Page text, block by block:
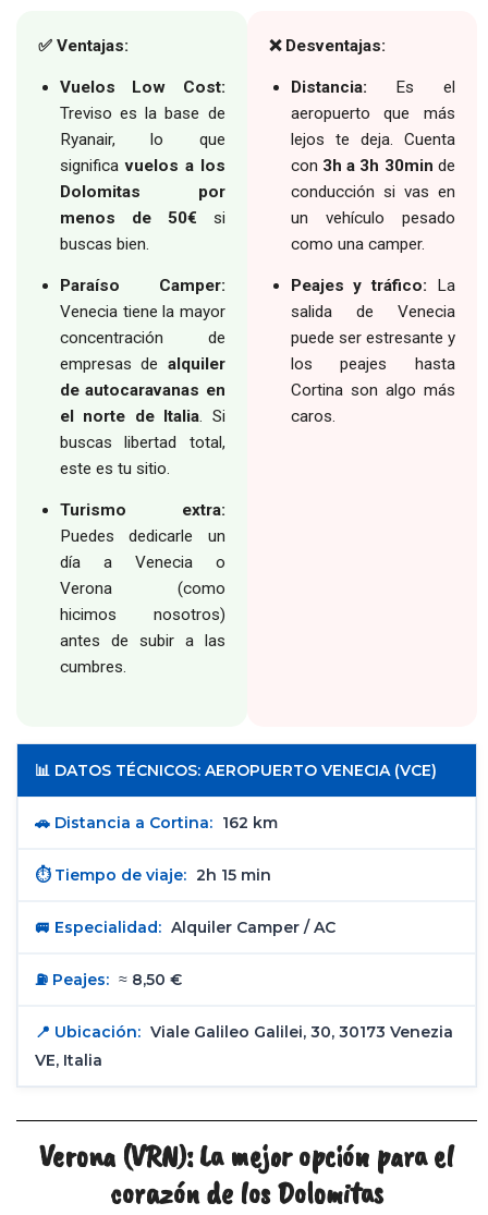
✅ Ventajas:
Vuelos Low Cost:
Treviso es la base de
Ryanair, lo que
significavuelos a los
Dolomitas por
menos de 50€ si
buscas bien.
Paraíso Camper:
Venecia tiene la mayor
concentración de
empresas de alquiler
de autocaravanas en
el norte de Italia. Si
buscas libertad total,
este es tu sitio.
Turismo extra:
Puedes dedicarle un
día a Venecia o
Verona (como
hicimos nosotros)
antes de subir a las
cumbres.
❌ Desventajas:
Distancia: Es el
aeropuerto que más
lejos te deja. Cuenta
con 3h a 3h 30min de
conducción si vas en
un vehículo pesado
como una camper.
Peajes y tráfico: La
salida de Venecia
puede ser estresante y
los peajes hasta
Cortina son algo más
caros.
📊 DATOS TÉCNICOS: AEROPUERTO VENECIA (VCE)
🚗 Distancia a Cortina: 162 km
⏱️ Tiempo de viaje: 2h 15 min
🚐 Especialidad: Alquiler Camper / AC
⛽ Peajes: ≈ 8,50 €
📍 Ubicación: Viale Galileo Galilei, 30, 30173 Venezia
VE, Italia
Verona (VRN): La mejor opción para el
corazón de los Dolomitas